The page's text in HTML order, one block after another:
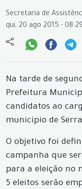
Secretaria de
qui, 20 ago 2015 - 08:29
Na tarde de
Prefeitura
candidatos ao
município de
O objetivo foi
campanha que
para a eleição no
5 eleitos serão